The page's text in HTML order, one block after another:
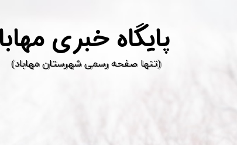
پ
​(تنها صفحه رسمی شهرستان مهاباد)